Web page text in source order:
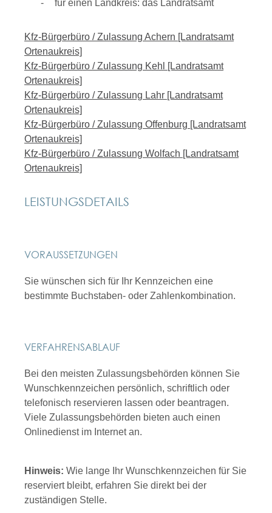
für einen Landkreis: das Landratsamt
Kfz-Bürgerbüro / Zulassung Achern [Landratsamt
Ortenaukreis]
Kfz-Bürgerbüro / Zulassung Kehl [Landratsamt
Ortenaukreis]
Kfz-Bürgerbüro / Zulassung Lahr [Landratsamt
Ortenaukreis]
Kfz-Bürgerbüro / Zulassung Offenburg [Landratsamt
Ortenaukreis]
Kfz-Bürgerbüro / Zulassung Wolfach [Landratsamt
Ortenaukreis]
LEISTUNGSDETAILS
VORAUSSETZUNGEN
Sie wünschen sich für Ihr Kennzeichen eine
bestimmte Buchstaben- oder Zahlenkombination.
VERFAHRENSABLAUF
Bei den meisten Zulassungsbehörden können Sie
Wunschkennzeichen persönlich, schriftlich oder
telefonisch reservieren lassen oder beantragen.
Viele Zulassungsbehörden bieten auch einen
Onlinedienst im Internet an.
Hinweis: Wie lange Ihr Wunschkennzeichen für Sie
reserviert bleibt, erfahren Sie direkt bei der
zuständigen Stelle.